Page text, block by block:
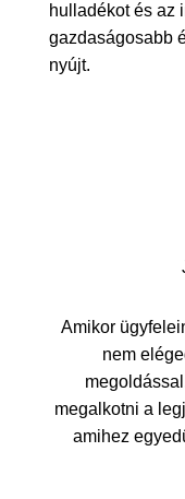
hulladékot és az
gazdaságosabb
nyújt.
Amikor
nem
megalkotni a
amihez